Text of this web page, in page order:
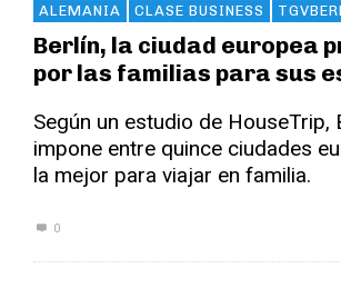
ALEMANIA CLASE BUSINESS
Berlín, la ciudad europea
por las familias para sus
Según un estudio de HouseTrip,
impone entre quince ciudades
la mejor para viajar en familia.
0